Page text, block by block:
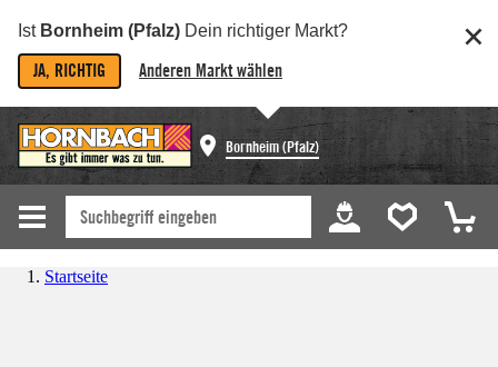
Ist Bornheim (Pfalz) Dein richtiger Markt?
JA, RICHTIG Anderen Markt wählen
Bornheim (Pfalz)
Startseite